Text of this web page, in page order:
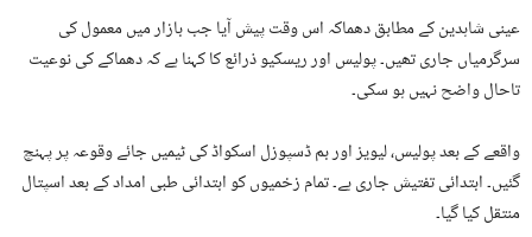
عینی شاہدین کے مطابق دھماکہ اس وقت پیش آیا جب بازار میں معمول کی
سرگرمیاں جاری تھیں۔ پولیس اور ریسکیو ذرائع کا کہنا ہے کہ دھماکے کی نوعیت
تاحال واضح نہیں ہو سکی۔
واقعے کے بعد پولیس، لیویز اور بم ڈسپوزل اسکواڈ کی ٹیمیں جائے وقوعہ پر پہنچ
گئیں۔ ابتدائی تفتیش جاری ہے۔ تمام زخمیوں کو ابتدائی طبی امداد کے بعد اسپتال
منتقل کیا گیا۔